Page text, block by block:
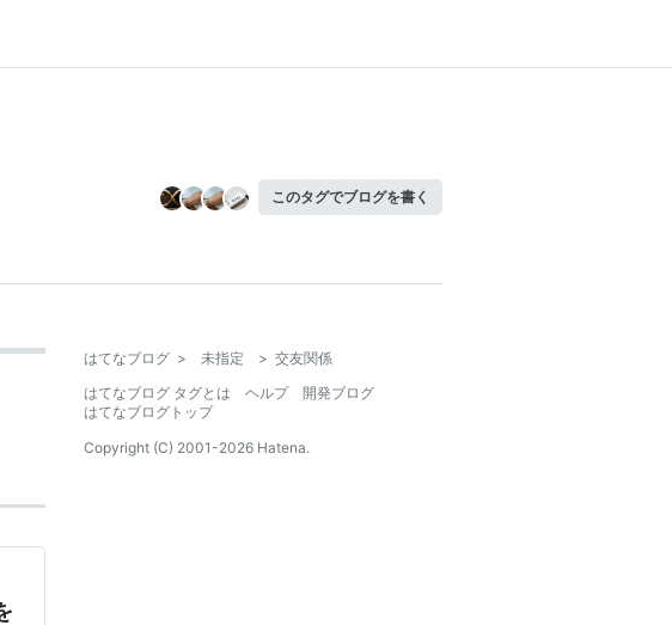
このタグでブログを書く
はてなブログ > 未指定 > 交友関係
はてなブログ タグとは
ヘルプ
開発ブログ
はてなブログトップ
Copyright (C) 2001-2026 Hatena.